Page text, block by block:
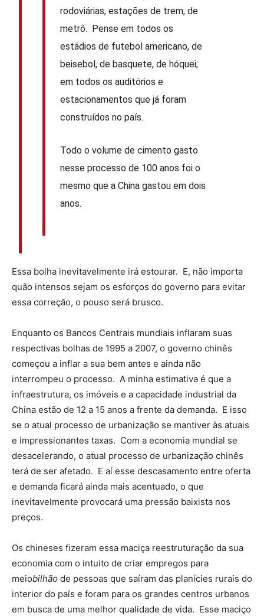
rodoviárias, estações de trem, de
metrô. Pense em todos os
estádios de futebol americano, de
beisebol, de basquete, de hóquei;
em todos os auditórios e
estacionamentos que já foram
construídos no país.
Todo o volume de cimento gasto
nesse processo de 100 anos foi o
mesmo que a China gastou em dois
anos.
Essa bolha inevitavelmente irá estourar. E, não importa
quão intensos sejam os esforços do governo para evitar
essa correção, o pouso será brusco.
Enquanto os Bancos Centrais mundiais inflaram suas
respectivas bolhas de 1995 a 2007, o governo chinês
começou a inflar a sua bem antes e ainda não
interrompeu o processo. A minha estimativa é que a
infraestrutura, os imóveis e a capacidade industrial da
China estão de 12 a 15 anos a frente da demanda. E isso
se o atual processo de urbanização se mantiver às atuais
e impressionantes taxas. Com a economia mundial se
desacelerando, o atual processo de urbanização chinês
terá de ser afetado. E aí esse descasamento entre oferta
e demanda ficará ainda mais acentuado, o que
inevitavelmente provocará uma pressão baixista nos
preços.
Os chineses fizeram essa maciça reestruturação da sua
economia com o intuito de criar empregos para
meiobilhão de pessoas que saíram das planícies rurais do
interior do país e foram para os grandes centros urbanos
em busca de uma melhor qualidade de vida. Esse maciço